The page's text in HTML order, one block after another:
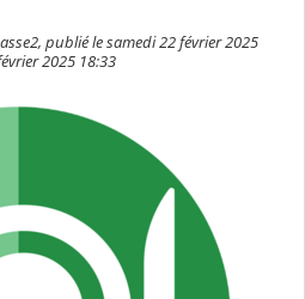
publié le samedi 22 février 2025
2025 18:33